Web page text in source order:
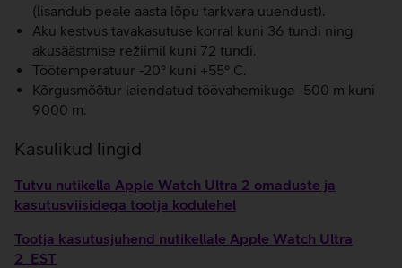
(lisandub peale aasta lõpu tarkvara uuendust).
Aku kestvus tavakasutuse korral kuni 36 tundi ning
akusäästmise režiimil kuni 72 tundi.
Töötemperatuur -20° kuni +55° C.
Kõrgusmõõtur laiendatud töövahemikuga -500 m kuni
9000 m.
Kasulikud lingid
Tutvu nutikella Apple Watch Ultra 2 omaduste ja
kasutusviisidega tootja kodulehel
Tootja kasutusjuhend nutikellale Apple Watch Ultra
2_EST